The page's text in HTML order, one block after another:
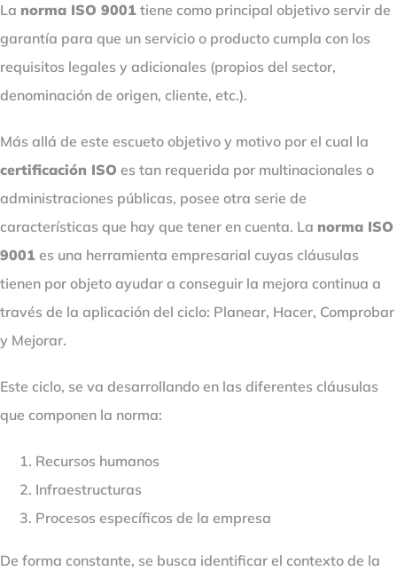
La norma ISO 9001 tiene como principal objetivo servir de
garantía para que un servicio o producto cumpla con los
requisitos legales y adicionales (propios del sector,
denominación de origen, cliente, etc.).
Más allá de este escueto objetivo y motivo por el cual la
certificación ISO es tan requerida por multinacionales o
administraciones públicas, posee otra serie de
características que hay que tener en cuenta. La norma ISO
9001 es una herramienta empresarial cuyas cláusulas
tienen por objeto ayudar a conseguir la mejora continua a
través de la aplicación del ciclo: Planear, Hacer, Comprobar
y Mejorar.
Este ciclo, se va desarrollando en las diferentes cláusulas
que componen la norma:
Recursos humanos
Infraestructuras
Procesos específicos de la empresa
De forma constante, se busca identificar el contexto de la